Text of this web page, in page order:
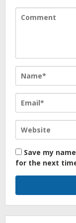
Save my
for the next